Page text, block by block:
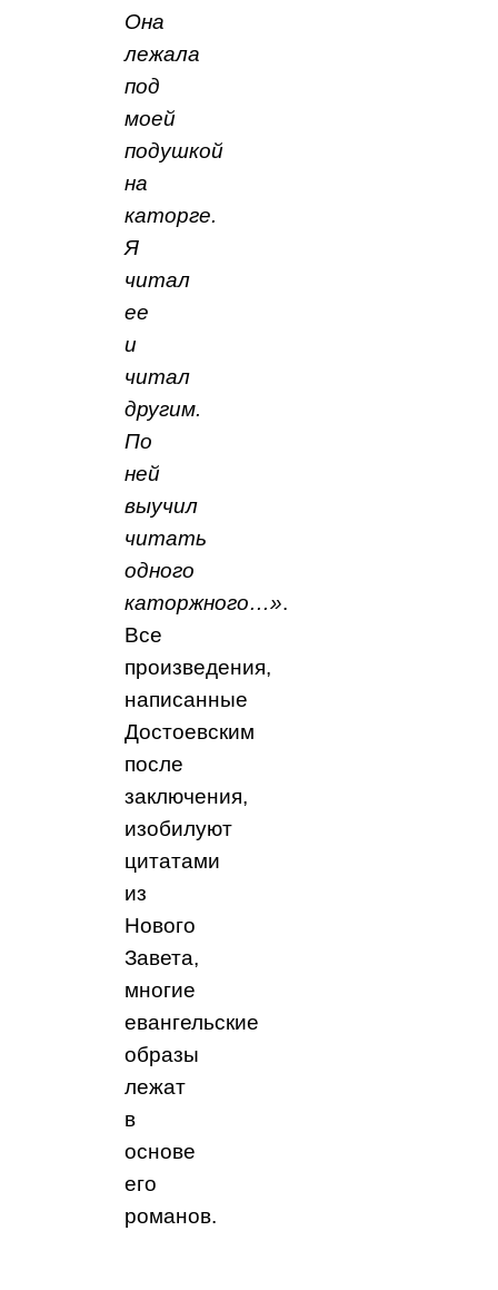
Она
лежала
под
моей
подушкой
на
каторге.
Я
читал
ее
и
читал
другим.
По
ней
выучил
читать
одного
каторжного…».
Все
произведения,
написанные
Достоевским
после
заключения,
изобилуют
цитатами
из
Нового
Завета,
многие
евангельские
образы
лежат
в
основе
его
романов.